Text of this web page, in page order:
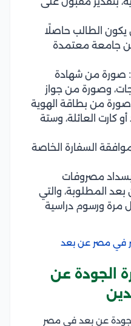
يكون الطالب حاصلًا
جامعة معتمدة
صورة من شهادة
وصورة من جواز
من بطاقة الهوية
أو كارت العائلة، وستة
السفارة الخاصة
بسداد مصروفات
بعد المطلوبة، والتي
ورسوم دراسية
في مصر عن بعد
الجودة عن
عن بعد في مصر